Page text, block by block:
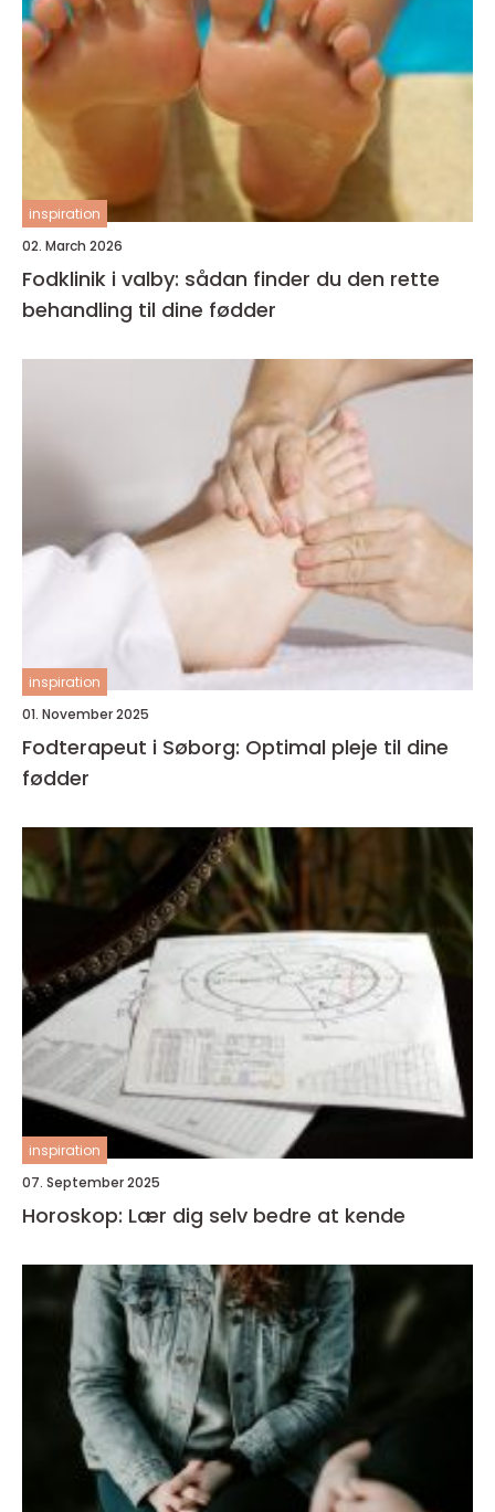
inspiration
02. March 2026
Fodklinik i valby: sådan finder du den rette
behandling til dine fødder
inspiration
01. November 2025
Fodterapeut i Søborg: Optimal pleje til dine
fødder
inspiration
07. September 2025
Horoskop: Lær dig selv bedre at kende